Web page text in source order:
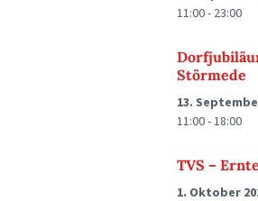
11:00 - 23:00
Störmede
13.
11:00 - 18:00
TVS –
1. Oktober